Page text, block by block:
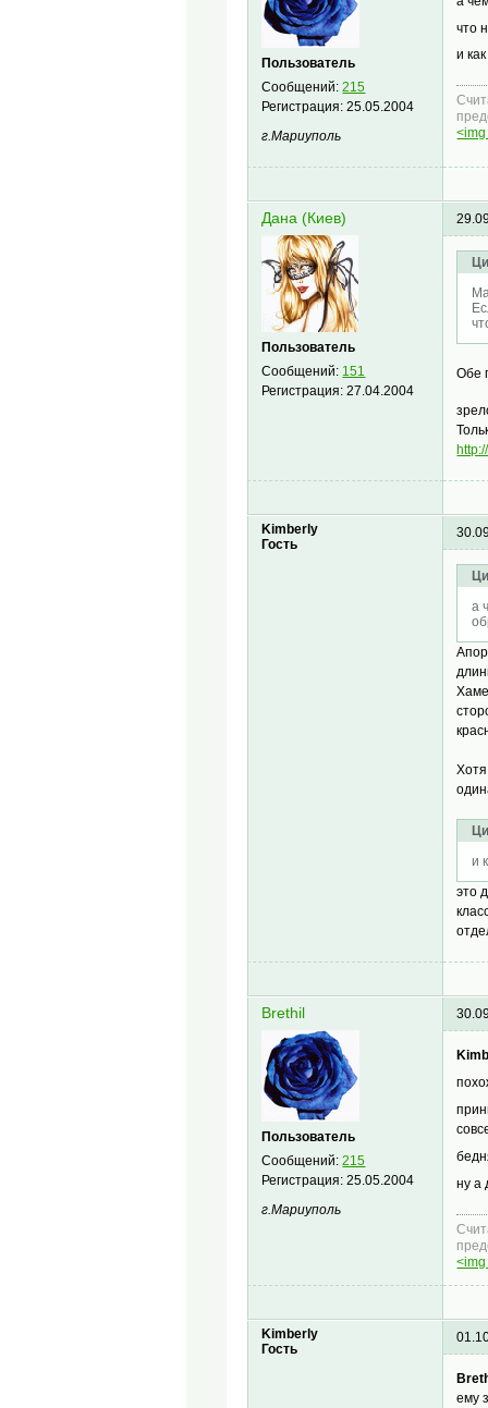
Пользователь
Сообщений:215
Регистрация:25.05.2004
г.Мариуполь
что
и
Дана (Киев)
Пользователь
Сообщений: 151
Регистрация:27.04.2004
Обе
Kimberly
Гость
а
и
это
Brethil
Пользователь
Сообщений:215
Регистрация:25.05.2004
г.Мариуполь
ну а
Kimberly
Гость
ему